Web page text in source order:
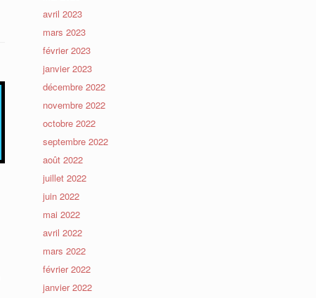
avril 2023
mars 2023
février 2023
janvier 2023
décembre 2022
novembre 2022
octobre 2022
septembre 2022
août 2022
juillet 2022
juin 2022
mai 2022
avril 2022
mars 2022
février 2022
janvier 2022